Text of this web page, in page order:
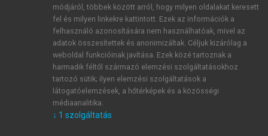
ÚJ FIÓK LÉTREHOZÁSA
1 óra díjmentes hozzáférés
E-MAIL-CÍM
módjáról, többek között arról, hogy milyen oldalakat keresett
fel és milyen linkekre kattintott. Ezek az információk a
felhasználó azonosítására nem használhatóak, mivel az
adatok összesítettek és anonimizáltak. Céljuk kizárólag a
weboldal funkcióinak javítása. Ezek közé tartoznak a
harmadik féltől származó elemzési szolgáltatásokhoz
tartozó sütik; ilyen elemzési szolgáltatások a
látogatóelemzések, a hőtérképek és a közösségi
médiaanalitika.
↓ 1 szolgáltatás